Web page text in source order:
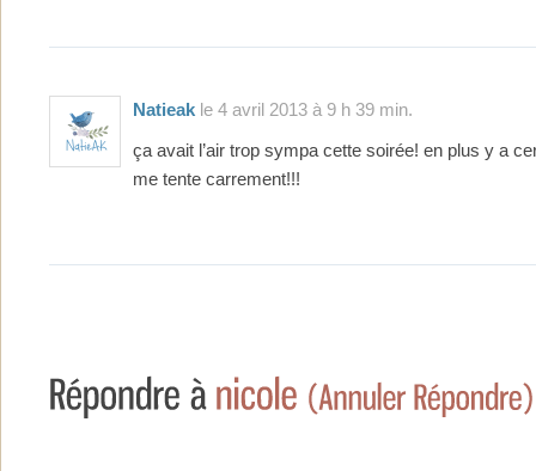
Natieak le 4 avril 2013 à 9 h 39 min.
ça avait l’air trop sympa cette soirée! en plus y a
me tente carrement!!!